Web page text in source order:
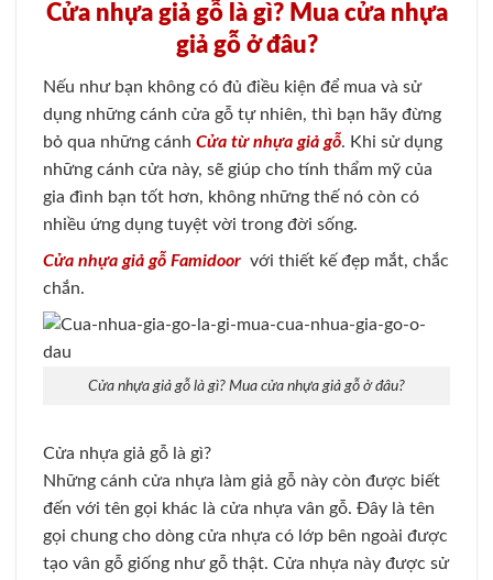
Cửa nhựa giả gỗ là gì? Mua cửa nhựa
giả gỗ ở đâu?
Nếu như bạn không có đủ điều kiện để mua và sử
dụng những cánh cửa gỗ tự nhiên, thì bạn hãy đừng
bỏ qua những cánh Cửa từ nhựa giả gỗ. Khi sử dụng
những cánh cửa này, sẽ giúp cho tính thẩm mỹ của
gia đình bạn tốt hơn, không những thế nó còn có
nhiều ứng dụng tuyệt vời trong đời sống.
Cửa nhựa giả gỗ Famidoor với thiết kế đẹp mắt, chắc
chắn.
Cửa nhựa giả gỗ là gì? Mua cửa nhựa giả gỗ ở đâu?
Cửa nhựa giả gỗ là gì?
Những cánh cửa nhựa làm giả gỗ này còn được biết
đến với tên gọi khác là cửa nhựa vân gỗ. Đây là tên
gọi chung cho dòng cửa nhựa có lớp bên ngoài được
tạo vân gỗ giống như gỗ thật. Cửa nhựa này được sử